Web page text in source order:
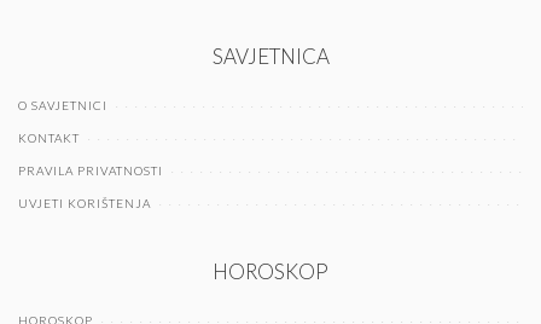
SAVJETNICA
O SAVJETNICI
KONTAKT
PRAVILA PRIVATNOSTI
UVJETI KORIŠTENJA
HOROSKOP
HOROSKOP